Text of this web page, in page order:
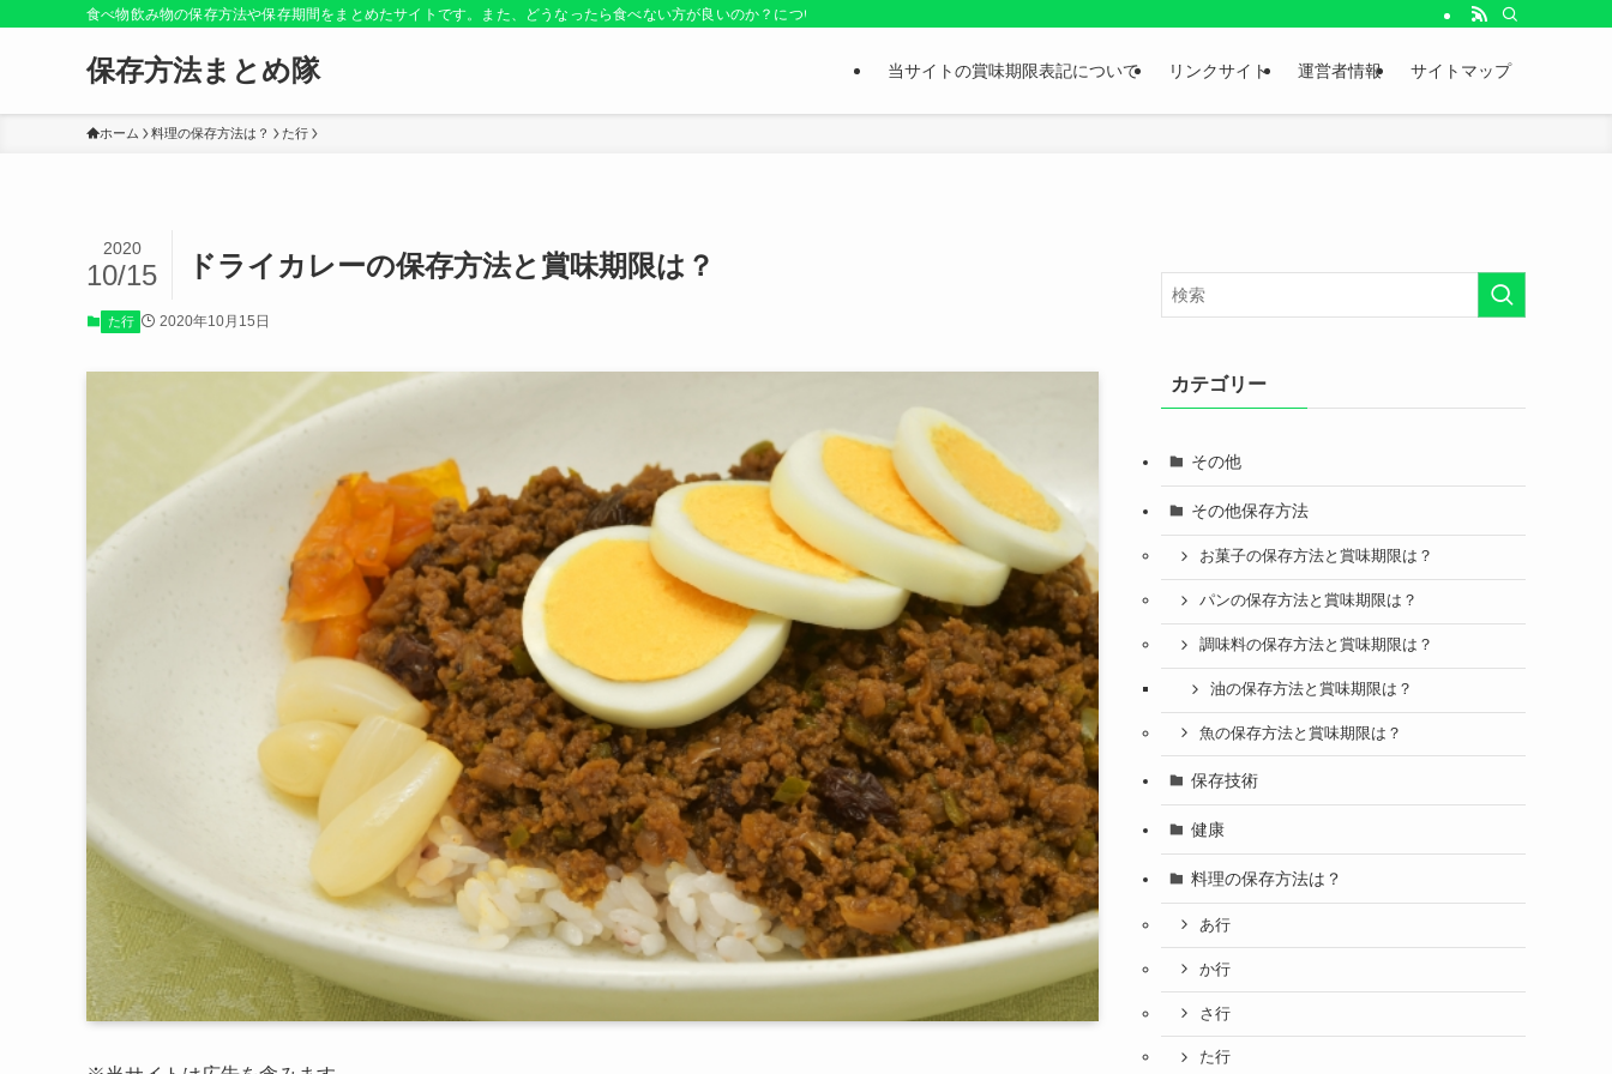
食べ物飲み物の保存方法や保存期間をまとめたサイトです。また、どうなったら食べない方が良いのか？についても紹介しているお役立ちサイトです。
保存方法まとめ隊 当サイトの賞味期限表記について リンクサイト 運営者情報 サイトマップ
ホーム 料理の保存方法は？ た行
ドライカレーの保存方法と賞味期限は？
2020
10/15
た行 2020年10月15日
カテゴリー
その他
その他保存方法
お菓子の保存方法と賞味期限は？
パンの保存方法と賞味期限は？
調味料の保存方法と賞味期限は？
油の保存方法と賞味期限は？
魚の保存方法と賞味期限は？
保存技術
健康
料理の保存方法は？
あ行
か行
さ行
た行